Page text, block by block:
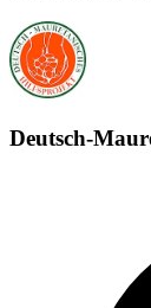
Deutsch-